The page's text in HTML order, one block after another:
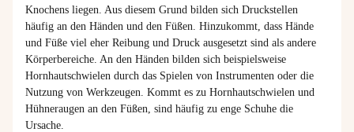
Knochens liegen. Aus diesem Grund bilden sich Druckstellen
häufig an den Händen und den Füßen. Hinzukommt, dass Hände
und Füße viel eher Reibung und Druck ausgesetzt sind als andere
Körperbereiche. An den Händen bilden sich beispielsweise
Hornhautschwielen durch das Spielen von Instrumenten oder die
Nutzung von Werkzeugen. Kommt es zu Hornhautschwielen und
Hühneraugen an den Füßen, sind häufig zu enge Schuhe die
Ursache.